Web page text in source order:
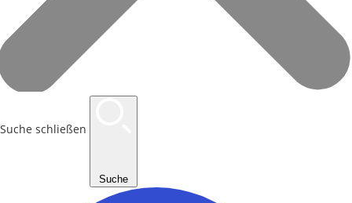
Suche schließen
Suche